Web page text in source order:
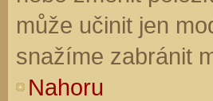
může učinit jen
snažíme zabránit
Nahoru